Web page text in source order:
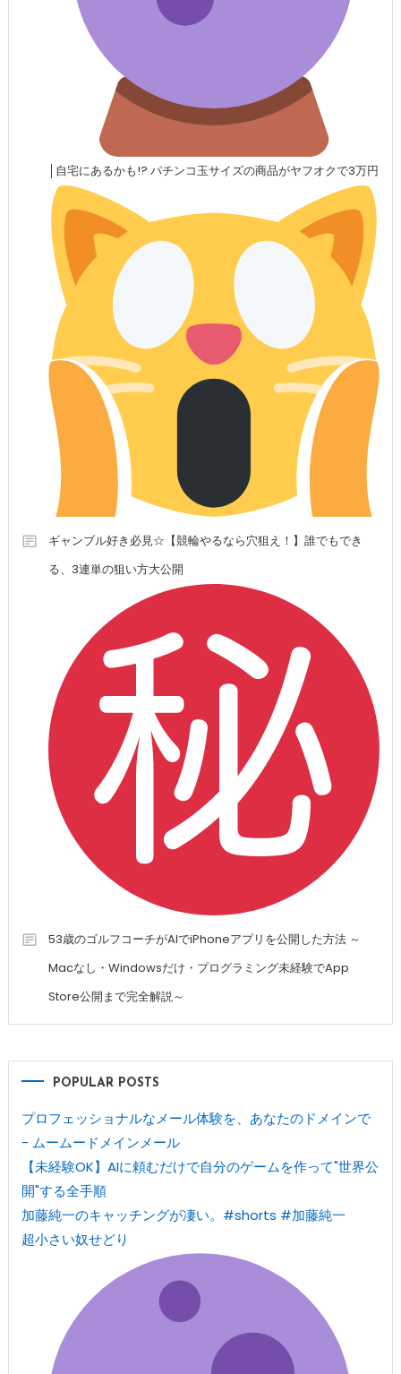
│自宅にあるかも!? パチンコ玉サイズの商品がヤフオクで3万円
ギャンブル好き必見☆【競輪やるなら穴狙え！】誰でもでき
る、3連単の狙い方大公開
53歳のゴルフコーチがAIでiPhoneアプリを公開した方法 ～
Macなし・Windowsだけ・プログラミング未経験でApp
Store公開まで完全解説～
POPULAR POSTS
プロフェッショナルなメール体験を、あなたのドメインで
- ムームードメインメール
【未経験OK】AIに頼むだけで自分のゲームを作って"世界公
開"する全手順
加藤純一のキャッチングが凄い。#shorts #加藤純一
超小さい奴せどり